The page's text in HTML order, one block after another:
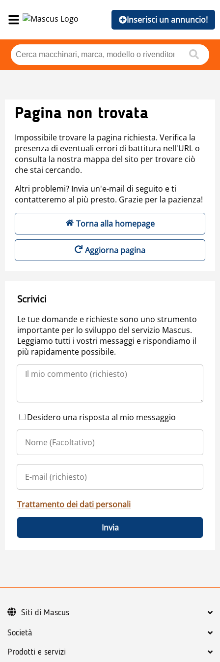
Inserisci un annuncio!
Pagina non trovata
Impossibile trovare la pagina richiesta. Verifica la
presenza di eventuali errori di battitura nell'URL o
consulta la nostra mappa del sito per trovare ciò
che stai cercando.
Altri problemi? Invia un'e-mail di seguito e ti
contatteremo al più presto. Grazie per la pazienza!
Torna alla homepage
Aggiorna pagina
Scrivici
Le tue domande e richieste sono uno strumento
importante per lo sviluppo del servizio Mascus.
Leggiamo tutti i vostri messaggi e rispondiamo il
più rapidamente possibile.
Desidero una risposta al mio messaggio
Trattamento dei dati personali
Invia
Società
Prodotti e servizi
Siti di Mascus